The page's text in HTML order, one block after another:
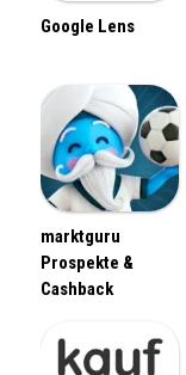
Google Lens
marktguru
Prospekte &
Cashback